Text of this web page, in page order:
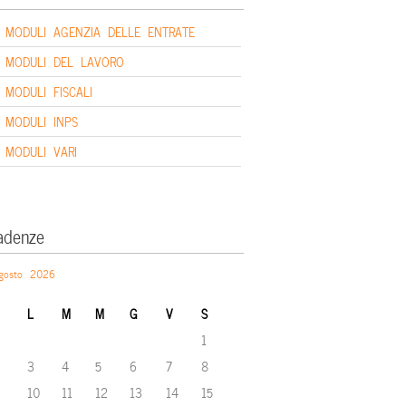
MODULI AGENZIA DELLE ENTRATE
MODULI DEL LAVORO
MODULI FISCALI
MODULI INPS
MODULI VARI
2026
L M M G V S
1
3 4 5 6 7
8
10 11 12 13 14
15